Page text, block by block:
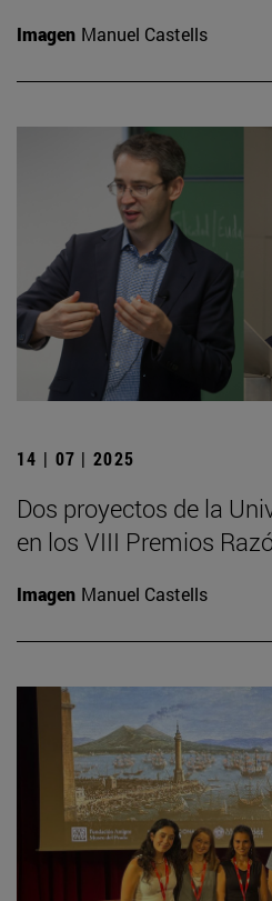
Imagen Manuel Castells
14 | 07 | 2025
Dos proyectos de la
en los VIII Premios
Imagen Manuel Castells